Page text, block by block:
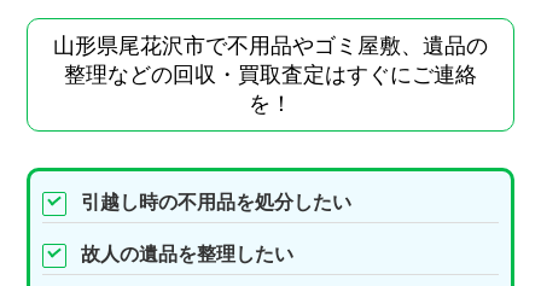
山形県尾花沢市で不用品やゴミ屋敷、遺品の
整理などの回収・買取査定はすぐにご連絡
を！
引越し時の不用品を処分したい
故人の遺品を整理したい